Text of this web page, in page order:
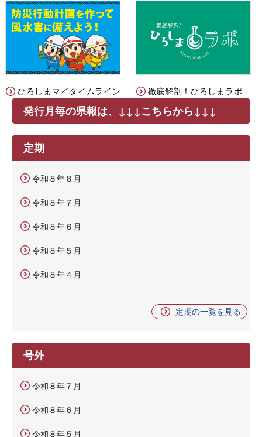
ひろしまマイタイムライン 徹底解剖！ひろしまラボ
発行月毎の県報は、↓↓↓こちらから↓↓↓
定期
令和８年８月
令和８年７月
令和８年６月
令和８年５月
令和８年４月
定期の一覧を見る
号外
令和８年７月
令和８年６月
令和８年５月